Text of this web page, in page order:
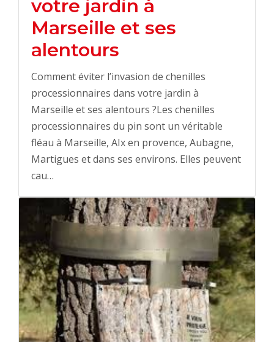
votre jardin à
Marseille et ses
alentours
Comment éviter l’invasion de chenilles
processionnaires dans votre jardin à
Marseille et ses alentours ?Les chenilles
processionnaires du pin sont un véritable
fléau à Marseille, AIx en provence, Aubagne,
Martigues et dans ses environs. Elles peuvent
cau…